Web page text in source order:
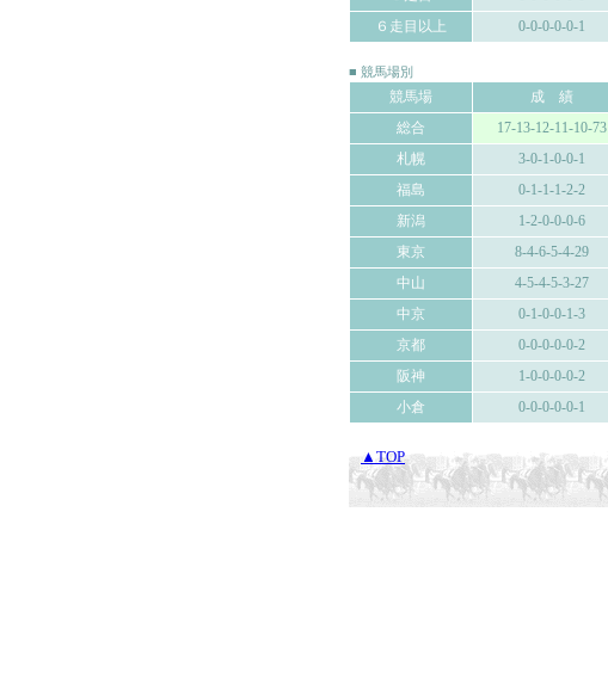
６走目以上 0-0-0-0-0-1
■ 競馬場別
競馬場 成 績
総合
17-13-12-11-10-73
札幌 3-0-1-0-0-1
福島 0-1-1-1-2-2
新潟 1-2-0-0-0-6
東京 8-4-6-5-4-29
中山 4-5-4-5-3-27
中京 0-1-0-0-1-3
京都 0-0-0-0-0-2
阪神 1-0-0-0-0-2
小倉 0-0-0-0-0-1
▲TOP